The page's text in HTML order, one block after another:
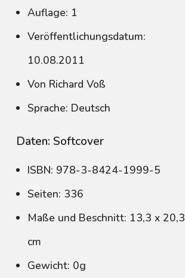
Auflage: 1
Veröffentlichungsdatum:
10.08.2011
Von Richard Voß
Sprache: Deutsch
Daten: Softcover
ISBN: 978-3-8424-1999-5
Seiten: 336
Maße und Beschnitt: 13,3 x 20,3
cm
Gewicht: 0g